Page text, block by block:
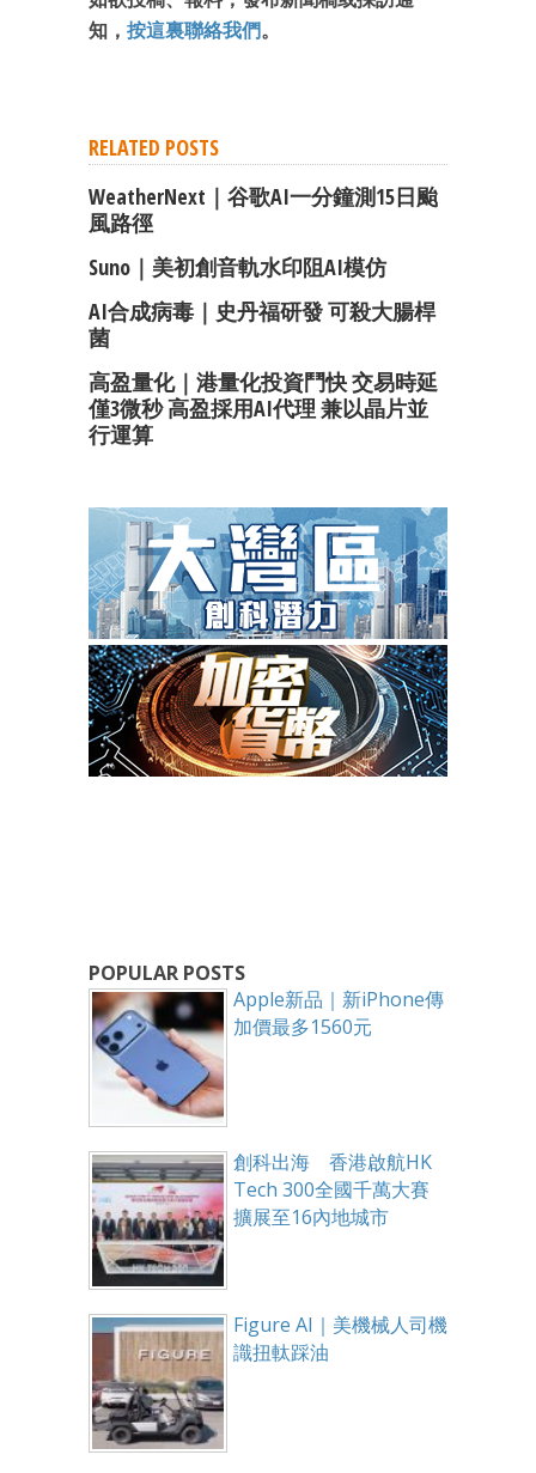
知， 按這裏聯絡我們。
RELATED POSTS
WeatherNext｜谷歌AI一分鐘測15日颱
風路徑
Suno｜美初創音軌水印阻AI模仿
AI合成病毒｜史丹福研發 可殺大腸桿
菌
高盈量化｜港量化投資鬥快 交易時延
僅3微秒 高盈採用AI代理 兼以晶片並
行運算
POPULAR POSTS
Apple新品｜新iPhone傳
加價最多1560元
創科出海 香港啟航HK
Tech 300全國千萬大賽
擴展至16內地城市
Figure AI｜美機械人司機
識扭軚踩油